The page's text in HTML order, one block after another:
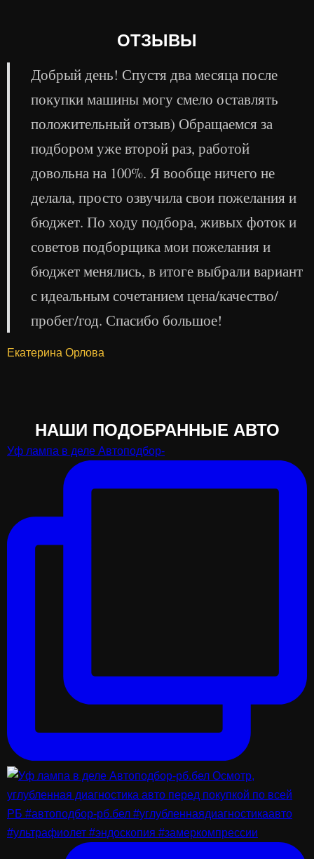
ОТЗЫВЫ
Добрый день! Спустя два месяца после
покупки машины могу смело оставлять
положительный отзыв) Обращаемся за
подбором уже второй раз, работой
довольна на 100%. Я вообще ничего не
делала, просто озвучила свои пожелания и
бюджет. По ходу подбора, живых фоток и
советов подборщика мои пожелания и
бюджет менялись, в итоге выбрали вариант
с идеальным сочетанием цена/качество/
пробег/год. Спасибо большое!
Екатерина Орлова
НАШИ ПОДОБРАННЫЕ АВТО
Уф лампа в деле Автоподбор-